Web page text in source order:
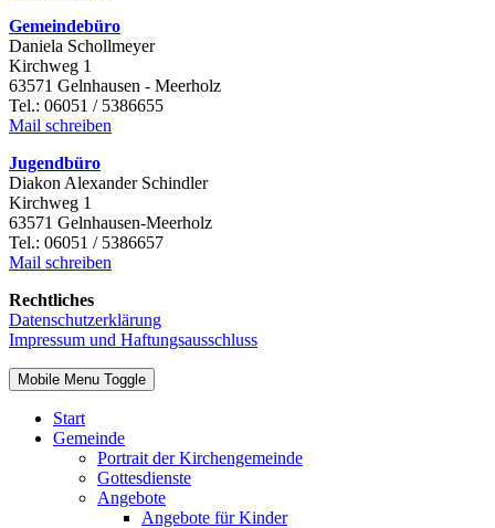
Gemeindebüro
Daniela Schollmeyer
Kirchweg 1
63571 Gelnhausen - Meerholz
Tel.: 06051 / 5386655
Mail schreiben
Jugendbüro
Diakon Alexander Schindler
Kirchweg 1
63571 Gelnhausen-Meerholz
Tel.: 06051 / 5386657
Mail schreiben
Rechtliches
Datenschutzerklärung
Impressum und Haftungsausschluss
Mobile Menu Toggle
Start
Gemeinde
Portrait der Kirchengemeinde
Gottesdienste
Angebote
Angebote für Kinder